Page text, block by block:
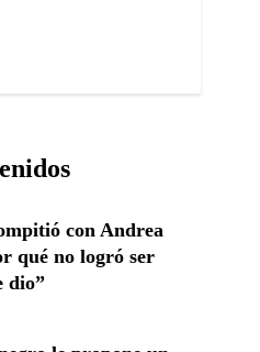
con Andrea
qué no logró ser
dio”